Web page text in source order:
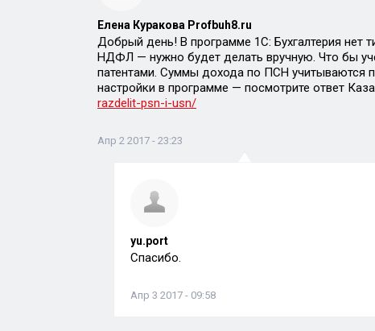
Елена Куракова Profbuh8.ru
Добрый день! В программе 1С: Бухгалтерия нет
НДФЛ — нужно будет делать вручную. Что бы
патентами. Суммы дохода по ПСН учитываются
настройки в программе — посмотрите ответ
razdelit-psn-i-usn/
Апр 2 2017 - 23:23
yu.port
Спасибо.
Апр 3 2017 - 09:58